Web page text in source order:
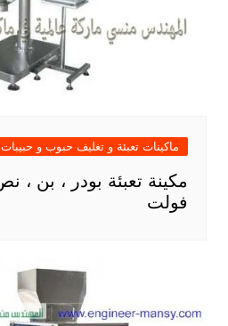
ماكينات تعبئة و تغليف حبوب و حبيبات
فولت